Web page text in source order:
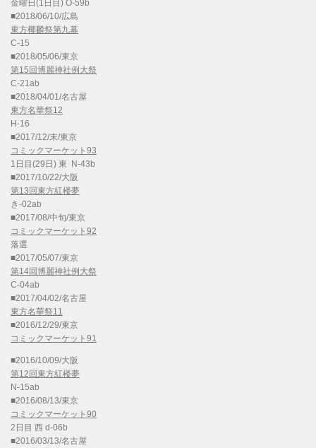
金曜日(1日目) O-59b
■2018/06/10/広島
東方椰麟祭第九幕
C-15
■2018/05/06/東京
第15回博麗神社例大祭
C-21ab
■2018/04/01/名古屋
東方名華祭12
H-16
■2017/12/末/東京
コミックマーケット93
1日目(29日) 東 N-43b
■2017/10/22/大阪
第13回東方紅楼夢
き-02ab
■2017/08/中旬/東京
コミックマーケット92
落選
■2017/05/07/東京
第14回博麗神社例大祭
C-04ab
■2017/04/02/名古屋
東方名華祭11
■2016/12/29/東京
コミックマーケット91
■2016/10/09/大阪
第12回東方紅楼夢
N-15ab
■2016/08/13/東京
コミックマーケット90
2日目 西 d-06b
■2016/03/13/名古屋